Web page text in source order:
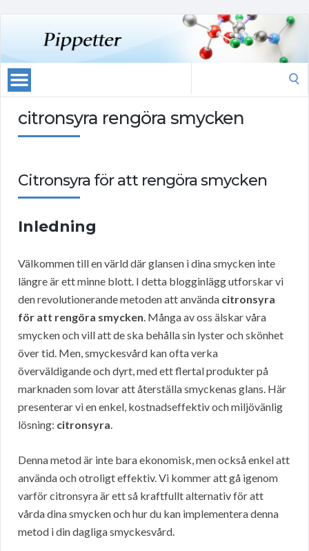
citronsyra rengöra smycken
Citronsyra för att rengöra smycken
Inledning
Välkommen till en värld där glansen i dina smycken inte
längre är ett minne blott. I detta blogginlägg utforskar vi
den revolutionerande metoden att använda citronsyra
för att rengöra smycken. Många av oss älskar våra
smycken och vill att de ska behålla sin lyster och skönhet
över tid. Men, smyckesvård kan ofta verka
överväldigande och dyrt, med ett flertal produkter på
marknaden som lovar att återställa smyckenas glans. Här
presenterar vi en enkel, kostnadseffektiv och miljövänlig
lösning: citronsyra.
Denna metod är inte bara ekonomisk, men också enkel att
använda och otroligt effektiv. Vi kommer att gå igenom
varför citronsyra är ett så kraftfullt alternativ för att
vårda dina smycken och hur du kan implementera denna
metod i din dagliga smyckesvård.